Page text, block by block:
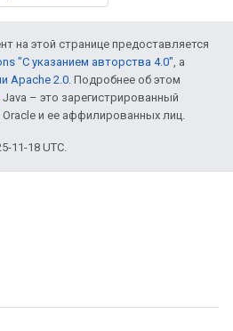
на этой странице предоставляется
"С указанием авторства 4.0", а
Apache 2.0. Подробнее об этом
Java – это зарегистрированный
и ее аффилированных лиц.
11-18 UTC.